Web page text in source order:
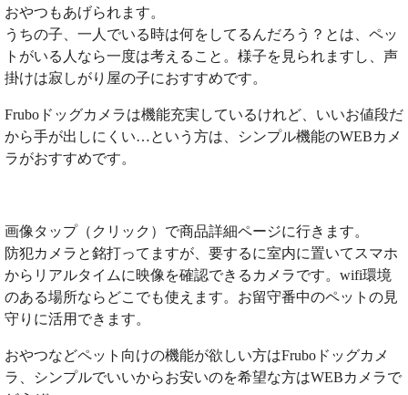
おやつもあげられます。
うちの子、一人でいる時は何をしてるんだろう？とは、ペッ
トがいる人なら一度は考えること。様子を見られますし、声
掛けは寂しがり屋の子におすすめです。
Fruboドッグカメラは機能充実しているけれど、いいお値段だ
から手が出しにくい…という方は、シンプル機能のWEBカメ
ラがおすすめです。
画像タップ（クリック）で商品詳細ページに行きます。
防犯カメラと銘打ってますが、要するに室内に置いてスマホ
からリアルタイムに映像を確認できるカメラです。wifi環境
のある場所ならどこでも使えます。お留守番中のペットの見
守りに活用できます。
おやつなどペット向けの機能が欲しい方はFruboドッグカメ
ラ、シンプルでいいからお安いのを希望な方はWEBカメラで